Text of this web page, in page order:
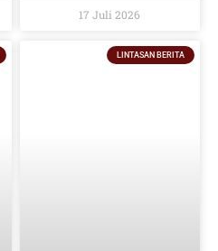
Regulatory Compliance Awards
17 Juli 2026
LINTASAN BERITA